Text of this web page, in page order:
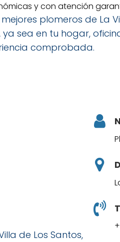
y con atención
plomeros de La
sea en tu hogar,
comprobada.
de Los Santos,